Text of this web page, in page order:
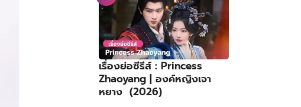
เรื่องย่อซีรีส์ : Princess
Zhaoyang | องค์หญิงเจา
หยาง (2026)